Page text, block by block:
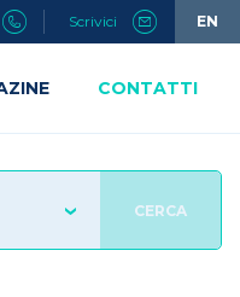
CERCA
Scrivici EN
CONTATTI